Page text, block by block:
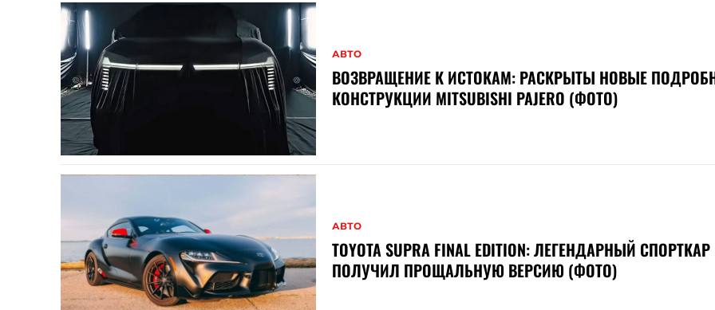
АВТО
ВОЗВРАЩЕНИЕ К ИСТОКАМ: РАСКРЫТЫ НОВЫЕ
КОНСТРУКЦИИ MITSUBISHI PAJERO (ФОТО)
АВТО
TOYOTA SUPRA FINAL EDITION: ЛЕГЕНДАРНЫЙ СПОРТКАР
ПОЛУЧИЛ ПРОЩАЛЬНУЮ ВЕРСИЮ (ФОТО)